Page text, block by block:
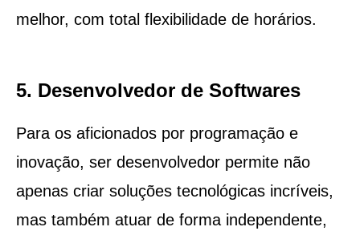
melhor, com total flexibilidade de horários.
5. Desenvolvedor de Softwares
Para os aficionados por programação e
inovação, ser desenvolvedor permite não
apenas criar soluções tecnológicas incríveis,
mas também atuar de forma independente,